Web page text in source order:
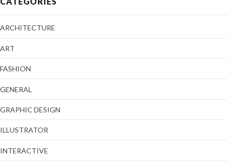
ARCHITECTURE
ART
FASHION
GENERAL
GRAPHIC DESIGN
ILLUSTRATOR
INTERACTIVE